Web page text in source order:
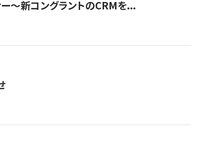
ー〜新コングラントのCRMを...